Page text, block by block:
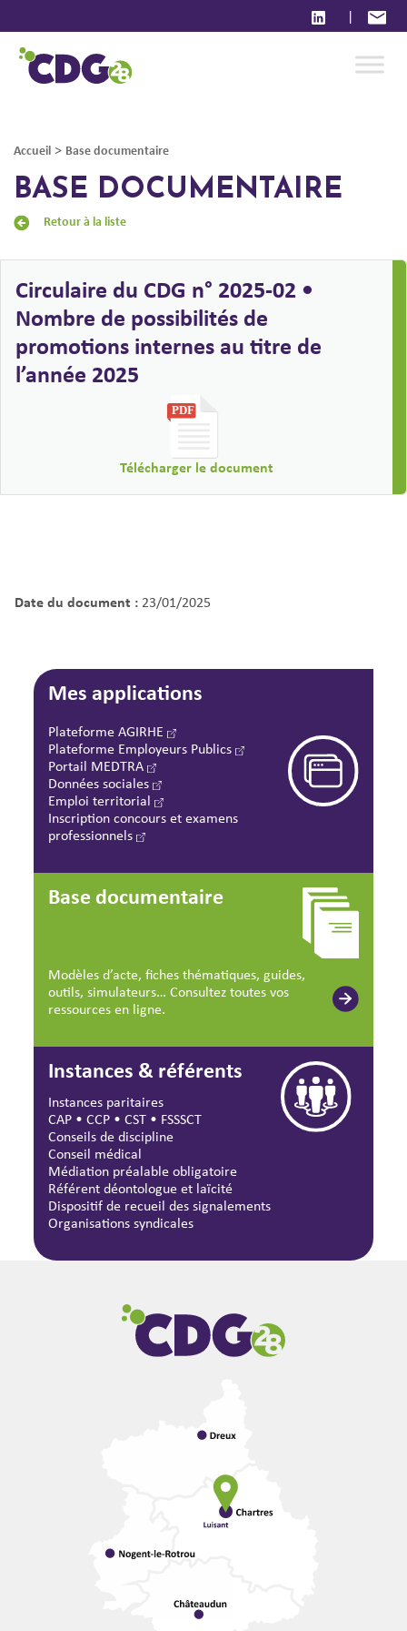
|
Accueil > Base documentaire
BASE DOCUMENTAIRE
Retour à la liste
Circulaire du CDG n° 2025-02 •
Nombre de possibilités de
promotions internes au titre de
l’année 2025
Télécharger le document
Date du document : 23/01/2025
Mes applications
Plateforme AGIRHE
Plateforme Employeurs Publics
Portail MEDTRA
Données sociales
Emploi territorial
Inscription concours et examens
professionnels
Base documentaire
Modèles d’acte, fiches thématiques, guides,
outils, simulateurs… Consultez toutes vos
ressources en ligne.
Instances & référents
Instances paritaires
CAP •CCP •CST • FSSSCT
Conseils de discipline
Conseil médical
Médiation préalable obligatoire
Référent déontologue et laïcité
Dispositif de recueil des signalements
Organisations syndicales